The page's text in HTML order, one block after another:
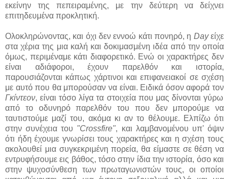
εκείνην της πεπειραμένης, με την δεύτερη να δείχνει
επιτηδευμένα προκλητική.
Ολοκληρώνοντας, και όχι δεν εννοώ κάτι πονηρό, η Dayείχε
στα χέρια της μια καλή και δοκιμασμένη ιδέα από την οποία
όμως, περιμέναμε κάτι διαφορετικό. Ενώ οι χαρακτήρες δεν
είναι αδιάφοροι, έχουν παρελθόν και ιστορία,
παρουσιάζονται κάπως χάρτινοι και επιφανειακοί σε σχέση
με αυτό που θα μπορούσαν να είναι. Ειδικά όσον αφορά τον
Γκίντεον, είναι τόσο λίγα τα στοιχεία που μας δίνονται γύρω
από το οδυνηρό παρελθόν του που δεν μπορούμε να
ταυτιστούμε μαζί του, ακόμα κι αν το θέλουμε. Ελπίζω ότι
στην συνέχεια του "Crossfire", και λαμβανομένου υπ' όψιν
ότι ήδη έχουμε γνωρίσει τους χαρακτήρες και η σχέση τους
ακολουθεί μια συγκεκριμένη πορεία, θα είμαστε σε θέση να
εντρυφήσουμε εις βάθος, τόσο στην ίδια την ιστορία, όσο και
στην ψυχοσύνθεση των πρωταγωνιστών τους, οι οποίοι